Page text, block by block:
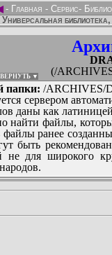
- Главная - Сервис-
Универсальная
(/
▼
папки: /ARCHIVES/
сервером
даны как
найти файлы,
ранее
быть
для широкого